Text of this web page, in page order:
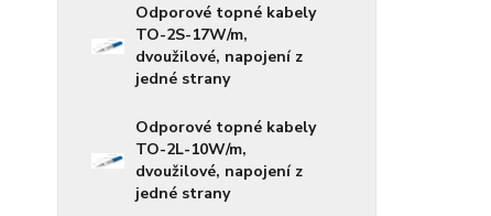
Odporové topné kabely
TO-2S-17W/m,
dvoužilové, napojení z
jedné strany
Odporové topné kabely
TO-2L-10W/m,
dvoužilové, napojení z
jedné strany